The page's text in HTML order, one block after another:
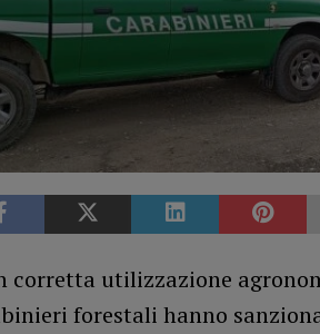
corretta utilizzazione
forestali hanno